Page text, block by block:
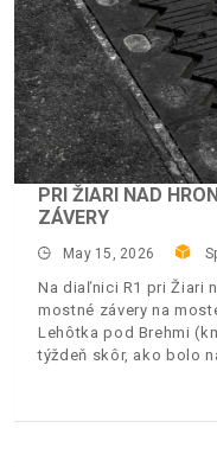
PRI ŽIARI NAD
ZÁVERY
May 15, 2026
Na diaľnici R1 pri Žiari
mostné závery na
Lehôtka pod Brehmi
týždeň skôr, ako bolo